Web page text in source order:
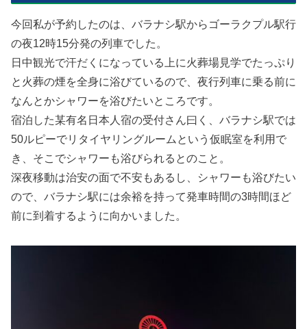
今回私が予約したのは、バラナシ駅からゴーラクプル駅行
の夜12時15分発の列車でした。
日中観光で汗だくになっている上に火葬場見学でたっぷり
と火葬の煙を全身に浴びているので、夜行列車に乗る前に
なんとかシャワーを浴びたいところです。
宿泊した某有名日本人宿の受付さん曰く、バラナシ駅では
50ルピーでリタイヤリングルームという仮眠室を利用で
き、そこでシャワーも浴びられるとのこと。
深夜移動は治安の面で不安もあるし、シャワーも浴びたい
ので、バラナシ駅には余裕を持って発車時間の3時間ほど
前に到着するように向かいました。